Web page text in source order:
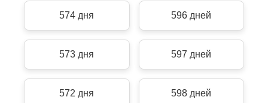
574 дня 596 дней
573 дня 597 дней
572 дня 598 дней